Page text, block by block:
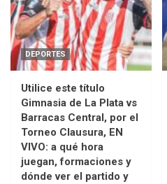
DEPORTES
Utilice este título
Gimnasia de La Plata vs
Barracas Central, por el
Torneo Clausura, EN
VIVO: a qué hora
juegan, formaciones y
dónde ver el partido y